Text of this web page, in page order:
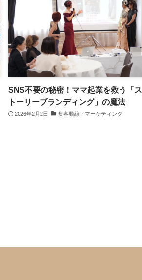
SNS不要の秘密！ママ起業を救う「ス
トーリーブランディング」の魔法
2026年2月2日 集客動線・マーケティング